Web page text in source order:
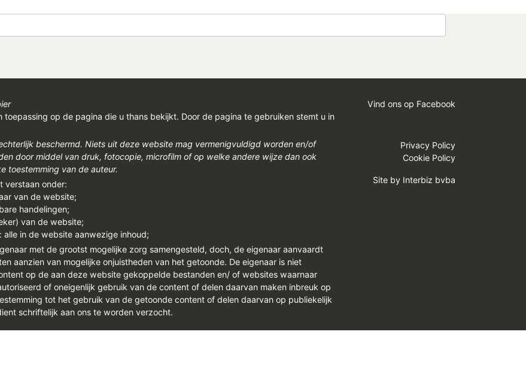
toepassing op de pagina die u thans bekijkt. Door de pagina te gebruiken stemt u in
beschermd. Niets uit deze website mag vermenigvuldigd worden en/of
door middel van druk, fotocopie, microfilm of op welke andere wijze dan ook
toestemming van de auteur.
verstaan onder:
van de website;
handelingen;
van de website;
alle in de website aanwezige inhoud;
met de grootst mogelijke zorg samengesteld, doch, de eigenaar aanvaardt
aanzien van mogelijke onjuistheden van het getoonde. De eigenaar is niet
op de aan deze website gekoppelde bestanden en/ of websites waarnaar
of oneigenlijk gebruik van de content of delen daarvan maken inbreuk op
tot het gebruik van de getoonde content of delen daarvan op publiekelijk
schriftelijk aan ons te worden verzocht.
Vind ons op Facebook
Privacy Policy
Cookie Policy
Site by Interbiz bvba